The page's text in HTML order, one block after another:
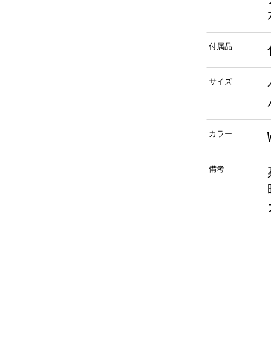
付属品
サイズ
カラー
備考